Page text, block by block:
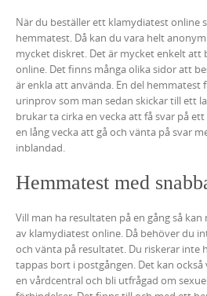
När du beställer ett klamydiatest online
hemmatest. Då kan du vara helt
mycket diskret. Det är mycket enkelt att
online. Det finns många olika sidor att
är enkla att använda. En del
urinprov som man sedan skickar till ett
brukar ta cirka en vecka att få svar på
en lång vecka att gå och vänta på svar
inblandad.
Hemmatest med
Vill man ha resultaten på en gång så
av klamydiatest online. Då behöver du
och vänta på resultatet. Du riskerar
tappas bort i postgången. Det kan
en vårdcentral och bli utfrågad om